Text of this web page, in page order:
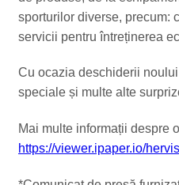
sporturilor diverse, precum:
servicii pentru întreținerea
Cu ocazia deschiderii
speciale și multe alte
Mai multe informații despre
https://viewer.ipaper.io/